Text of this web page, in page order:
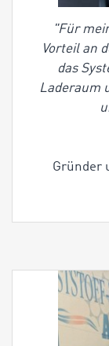
"Für
Vorteil an
das
Laderaum
Gründer